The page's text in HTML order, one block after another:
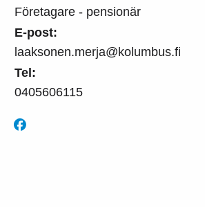
Företagare - pensionär
E-post:
laaksonen.merja@kolumbus.fi
Tel:
0405606115